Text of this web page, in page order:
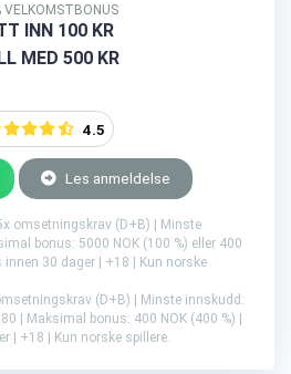
VELKOMSTBONUS
INN 100 KR
MED 500 KR
4.5
Les anmeldelse
omsetningskrav (D+B) | Minste
bonus: 5000 NOK (100 %) eller 400
innen 30 dager | +18 | Kun norske
(D+B) | Minste innskudd:
| Maksimal bonus: 400 NOK (400 %) |
| +18 | Kun norske spillere.